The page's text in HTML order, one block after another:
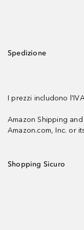
Spedizione
I prezzi includono
Amazon Shipping
Amazon.com, Inc. or
Shopping Sicuro